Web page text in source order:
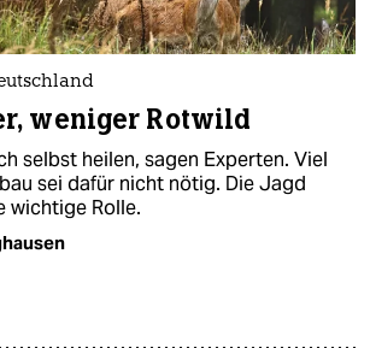
weniger Rotwild
selbst heilen, sagen Experten. Viel
sei dafür nicht nötig. Die Jagd
wichtige Rolle.